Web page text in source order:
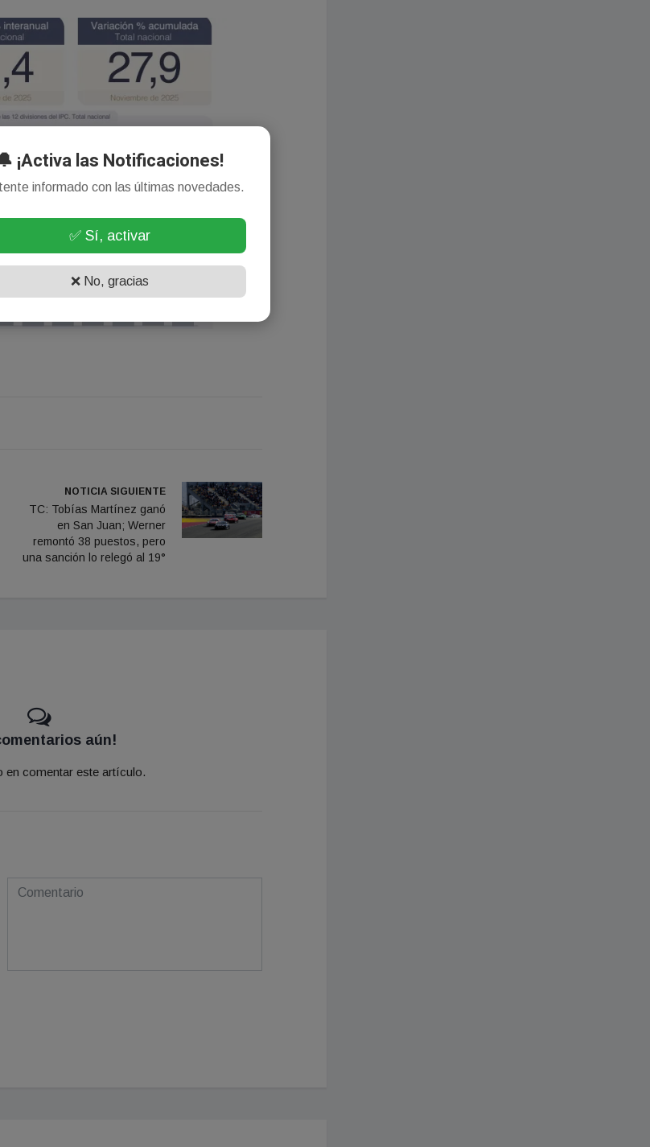
NOTICIA SIGUIENTE
TC: Tobías Martínez ganó
en San Juan; Werner
remontó 38 puestos, pero
una sanción lo relegó al 19°
aún!
en comentar este artículo.
¡Activa las Notificaciones!
informado con las últimas novedades.
✅ Sí, activar
❌ No, gracias